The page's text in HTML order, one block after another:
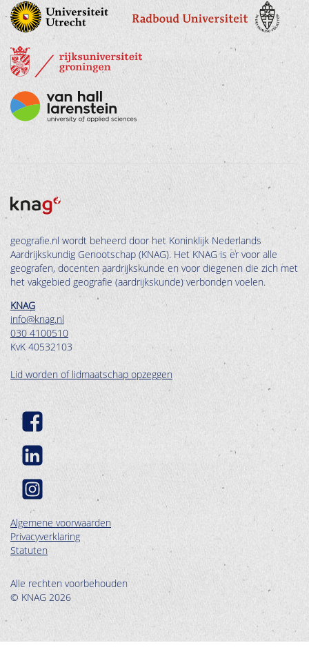
geografie.nl wordt beheerd door het Koninklijk Nederlands
Aardrijkskundig Genootschap (KNAG). Het KNAG is er voor alle
geografen, docenten aardrijkskunde en voor diegenen die zich met
het vakgebied geografie (aardrijkskunde) verbonden voelen.
KNAG
info@knag.nl
030 4100510
KvK 40532103
Lid worden of lidmaatschap opzeggen
Algemene voorwaarden
Privacyverklaring
Statuten
Alle rechten voorbehouden
© KNAG 2026